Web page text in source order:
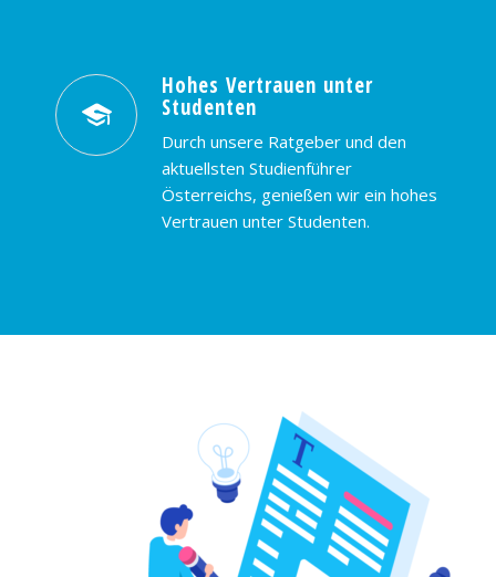
Hohes Vertrauen unter
Studenten
Durch unsere Ratgeber und den
aktuellsten Studienführer
Österreichs, genießen wir ein hohes
Vertrauen unter Studenten.